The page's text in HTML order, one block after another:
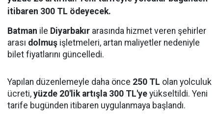
itibaren 300 TL ödeyecek.
Batman ile Diyarbakır arasında hizmet veren şehirler
arası dolmuş işletmeleri, artan maliyetler nedeniyle
bilet fiyatlarını güncelledi.
Yapılan düzenlemeyle daha önce 250 TL olan yolculuk
ücreti, yüzde 20'lik artışla 300 TL'ye yükseltildi. Yeni
tarife bugünden itibaren uygulanmaya başlandı.